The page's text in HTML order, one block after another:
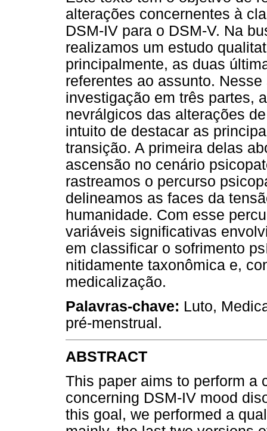
alterações concernentes à
DSM-IV para o DSM-V. Na
realizamos um estudo
principalmente, as duas
referentes ao assunto.
investigação em três partes,
nevrálgicos das alterações
intuito de destacar as
transição. A primeira delas
ascensão no cenário
rastreamos o percurso
delineamos as faces da
humanidade. Com esse
variáveis significativas
em classificar o sofrimento
nitidamente taxonômica e,
medicalização.
Palavras-chave: Luto,
pré-menstrual.
ABSTRACT
This paper aims to perform a
concerning DSM-IV mood
this goal, we performed a